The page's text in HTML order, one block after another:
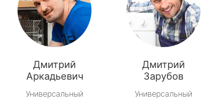
Дмитрий
Аркадьевич
Универсальный
Дмитрий
Зарубов
Универсальный